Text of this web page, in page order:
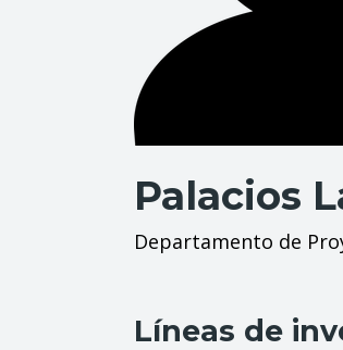
Palacios
Departamento de
Líneas de